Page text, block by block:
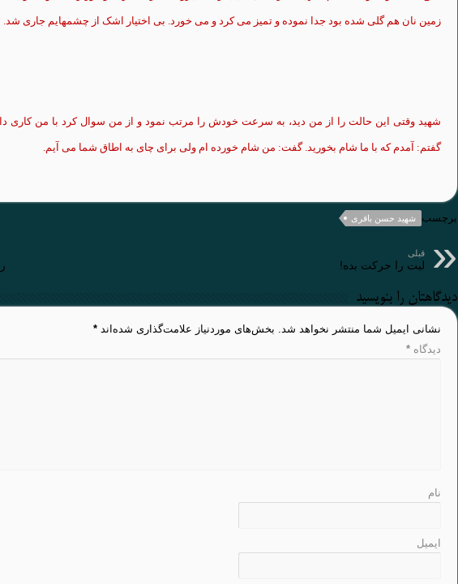
زمین نان همگلی شده بود جدا نموده و تمیز می کرد و می خورد. بی اختیار اشک از چشمهایم جاری شد.
شهید وقتی این حالت را از من دید ، به سرعت خودش را مرتب نمود و از من سوالکرد با منکاری
گفتم: آمدمکه با ما شام بخورید . گفت: من شام خورده ام ولی برای چای به اطاق شما می آیم
برچسب شهید حسن باقری
قبلی
لبت را حرکت بده!
دیدگاهتان را بنویسید
نشانی ایمیل شما منتشر نخواهد شد. بخش‌های موردنیاز علامت‌گذاری شده‌اند *
دیدگاه *
نام
ایمیل